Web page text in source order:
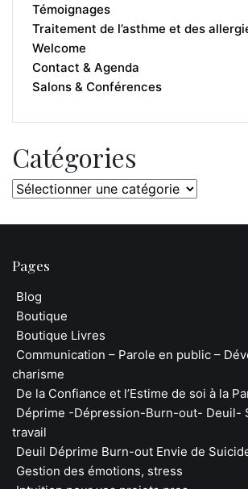
Témoignages
Traitement de l’asthme et des
Welcome
Contact & Agenda
Salons & Conférences
Catégories
Catégories
Pages
Blog
Boutique
Boutique Livres
Communication – Parole en public –
charisme
De la Confiance et l’Estime de soi à la
Déprime -Dépression-Burn-out- Deuil-
travail
Deuil Déprime Burn-out Envie de
Gestion des émotions, stress